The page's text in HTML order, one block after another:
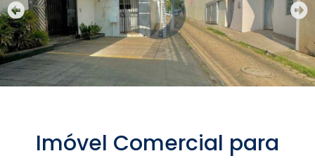
Imóvel Comercial para